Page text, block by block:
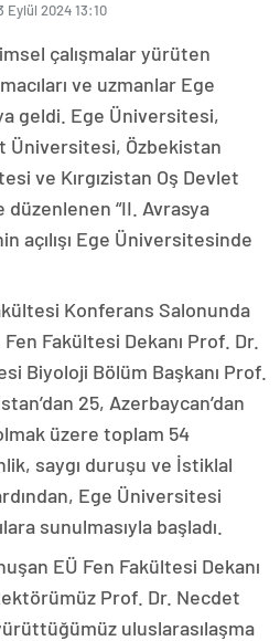
Eylül 2024 13:10
çalışmalar yürüten
ve uzmanlar Ege
geldi. Ege Üniversitesi,
Üniversitesi, Özbekistan
ve Kırgızistan Oş Devlet
“II. Avrasya
açılışı Ege Üniversitesinde
Konferans Salonunda
Fen Fakültesi Dekanı Prof. Dr.
Biyoloji Bölüm Başkanı Prof.
25, Azerbaycan’dan
üzere toplam 54
saygı duruşu ve İstiklal
Ege Üniversitesi
sunulmasıyla başladı.
EÜ Fen Fakültesi Dekanı
Prof. Dr. Necdet
uluslarasılaşma